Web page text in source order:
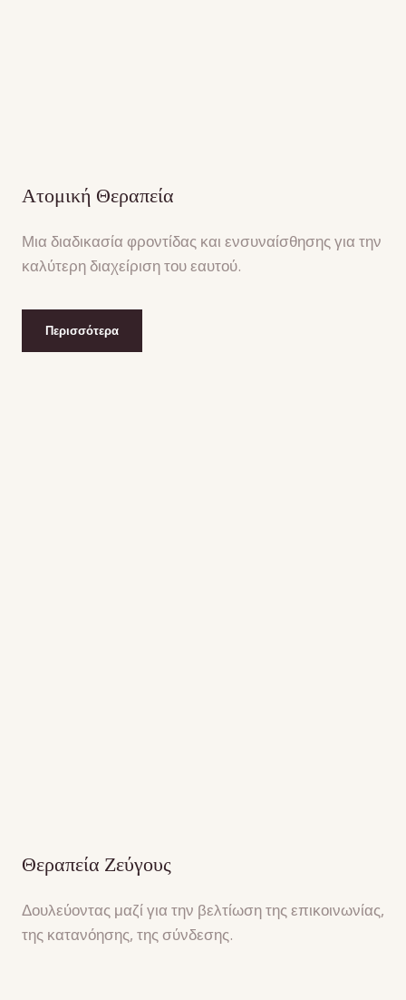
Ατομική Θεραπεία
Μια διαδικασία φροντίδας και ενσυναίσθησης για την
καλύτερη διαχείριση του εαυτού.
Περισσότερα
Θεραπεία Ζεύγους
Δουλεύοντας μαζί για την βελτίωση της επικοινωνίας,
της κατανόησης, της σύνδεσης.